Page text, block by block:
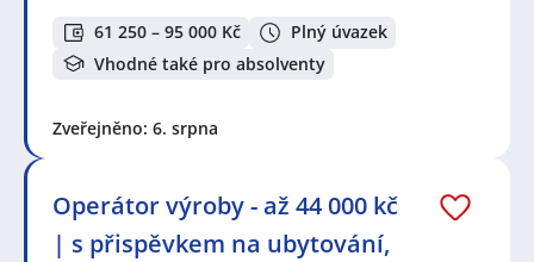
61 250 – 95 000 Kč
Plný úvazek
Vhodné také pro absolventy
Zveřejněno: 6. srpna
Operátor výroby - až 44 000 kč
| s přispěvkem na ubytování,